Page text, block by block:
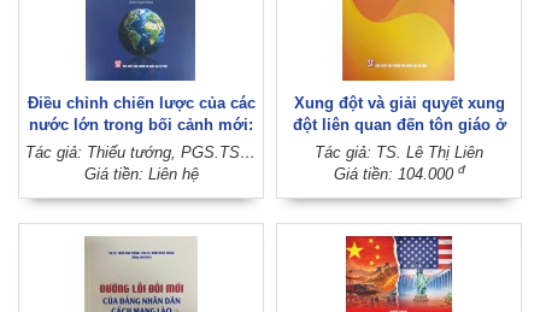
Điều chỉnh chiến lược của các
nước lớn trong bối cảnh mới:
Tác động và hàm ý chính sách
của Việt Nam (Sách chuyên
Tác giả: Thiếu tướng, PGS.TS. Nguyễn Đức Lợi (Chủ biên)
Giá tiền: Liên hệ
Xung đột và giải quyết xung
đột liên quan đến tôn giáo ở
một số nước Đông Nam Á và
hàm ý cho Việt Nam
Tác giả: TS. Lê Thị Liên
Giá tiền: 104.000 đ